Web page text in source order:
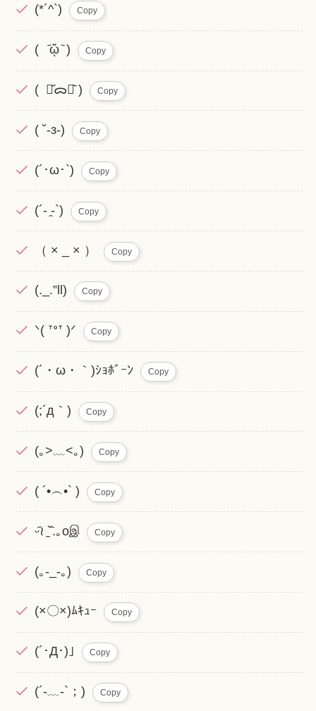
(*´^`) Copy
( ᷄ᾥ ᷅ ) Copy
( ･᷄ᯅ･᷅ ) Copy
( ˘-з-) Copy
(´･ω･`) Copy
(´- ̯-`) Copy
（ × _ × ） Copy
(._.”ll) Copy
ᐠ( ᐪᐤᐪ )ᐟ Copy
(´・ω・｀)ｼｮﾎﾞｰﾝ Copy
(;´д｀) Copy
(｡>﹏<｡) Copy
( ´•︵•` ) Copy
ᵕ᷄≀ ̠˘᷅.｡oஇ Copy
(｡-_-｡) Copy
(×〇×)ﾑｷｭｰ Copy
(´･Д･)｣ Copy
(´-﹏-`；) Copy